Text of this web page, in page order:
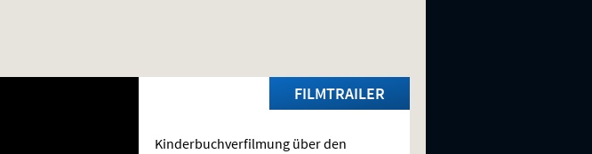
FILMTRAILER
Kinderbuchverfilmung über den